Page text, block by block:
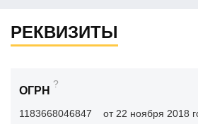
РЕКВИЗИТЫ
ОГРН
?
1183668046847 от 22 ноября 2018